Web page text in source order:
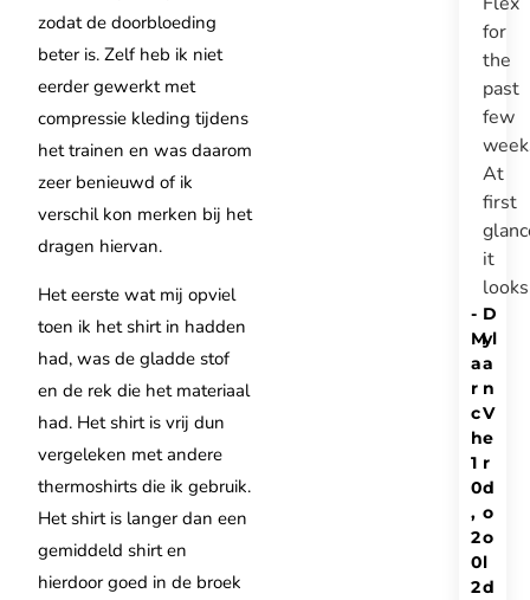
zodat de doorbloeding
beter is. Zelf heb ik niet
eerder gewerkt met
compressie kleding tijdens
het trainen en was daarom
zeer benieuwd of ik
verschil kon merken bij het
dragen hiervan.
Het eerste wat mij opviel
toen ik het shirt in hadden
had, was de gladde stof
en de rek die het materiaal
had. Het shirt is vrij dun
vergeleken met andere
thermoshirts die ik gebruik.
Het shirt is langer dan een
gemiddeld shirt en
hierdoor goed in de broek
for
the
past
few
At
first
it
D
yl
a
n
V
e
r
d
o
o
l
d
-
M
a
r
c
h
1
0
,
2
0
2